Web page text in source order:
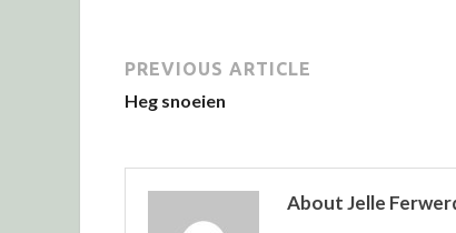
PREVIOUS ARTICLE
Heg snoeien
About Jelle